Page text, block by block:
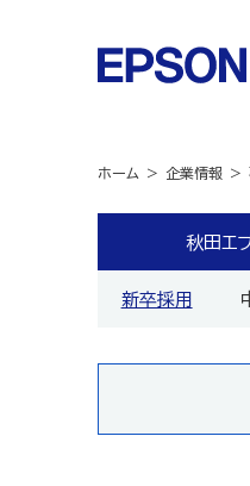
ホーム 企業情報
秋田エ
新卒採用